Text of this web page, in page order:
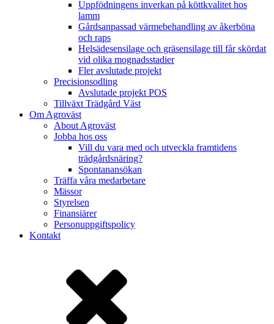
Uppfödningens inverkan på köttkvalitet hos
lamm
Gårdsanpassad värmebehandling av åkerböna
och raps
Helsädesensilage och gräsensilage till får skördat
vid olika mognadsstadier
Fler avslutade projekt
Precisionsodling
Avslutade projekt POS
Tillväxt Trädgård Väst
Om Agroväst
About Agroväst
Jobba hos oss
Vill du vara med och utveckla framtidens
trädgårdsnäring?
Spontanansökan
Träffa våra medarbetare
Mässor
Styrelsen
Finansiärer
Personuppgiftspolicy
Kontakt